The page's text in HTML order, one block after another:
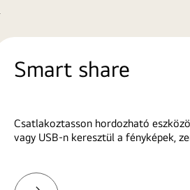
Smart share
Csatlakoztasson hordozható
vagy USB-n keresztül a fényképek,
További